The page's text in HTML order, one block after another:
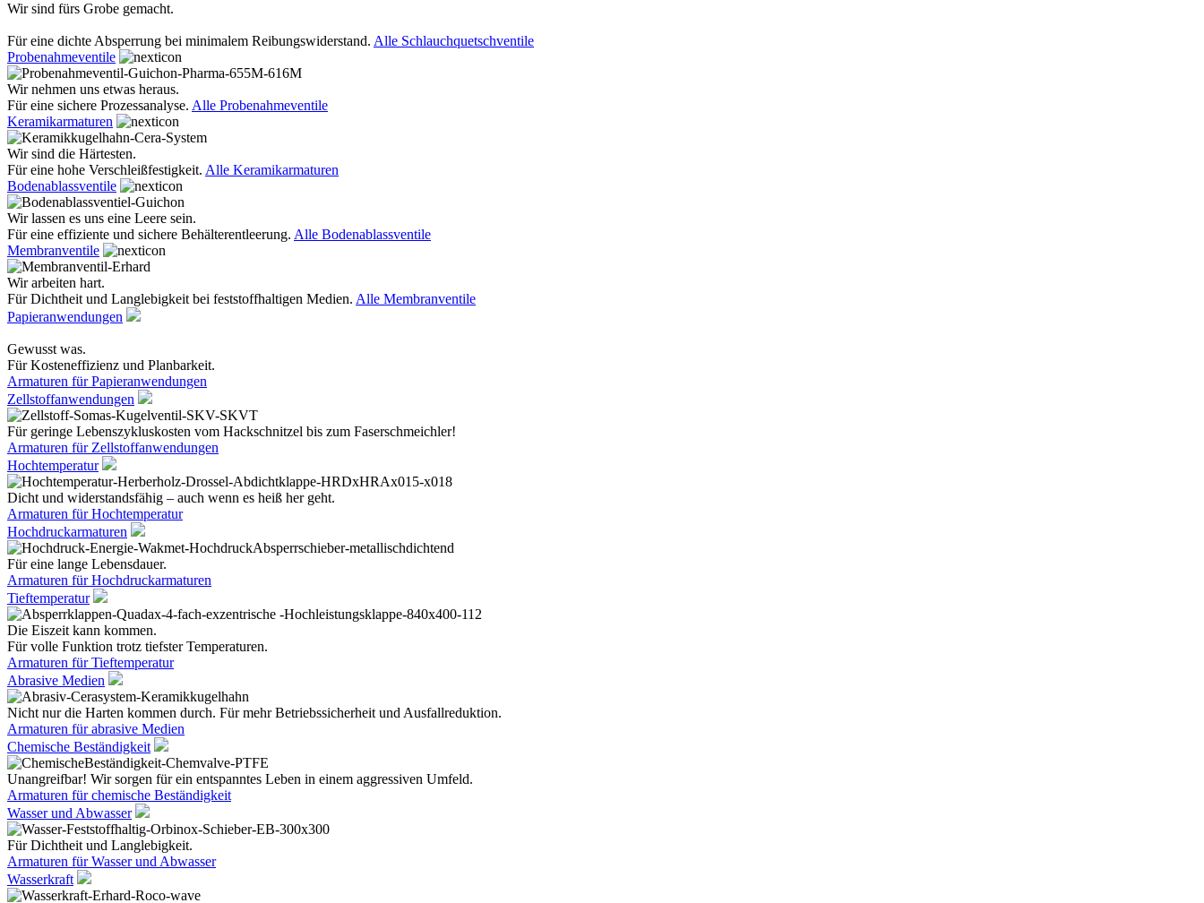
Wir sind fürs Grobe gemacht.
Für eine dichte Absperrung bei minimalem Reibungswiderstand. Alle Schlauchquetschventile
Probenahmeventile
Wir nehmen uns etwas heraus.
Für eine sichere Prozessanalyse. Alle Probenahmeventile
Keramikarmaturen
Wir sind die Härtesten.
Für eine hohe Verschleißfestigkeit. Alle Keramikarmaturen
Bodenablassventile
Wir lassen es uns eine Leere sein.
Für eine effiziente und sichere Behälterentleerung. Alle Bodenablassventile
Membranventile
Wir arbeiten hart.
Für Dichtheit und Langlebigkeit bei feststoffhaltigen Medien. Alle Membranventile
Papieranwendungen
Gewusst was.
Für Kosteneffizienz und Planbarkeit.
Armaturen für Papieranwendungen
Zellstoffanwendungen
Für geringe Lebenszykluskosten vom Hackschnitzel bis zum Faserschmeichler!
Armaturen für Zellstoffanwendungen
Hochtemperatur
Dicht und widerstandsfähig – auch wenn es heiß her geht.
Armaturen für Hochtemperatur
Hochdruckarmaturen
Für eine lange Lebensdauer.
Armaturen für Hochdruckarmaturen
Tieftemperatur
Die Eiszeit kann kommen.
Für volle Funktion trotz tiefster Temperaturen.
Armaturen für Tieftemperatur
Abrasive Medien
Nicht nur die Harten kommen durch. Für mehr Betriebssicherheit und Ausfallreduktion.
Armaturen für abrasive Medien
Chemische Beständigkeit
Unangreifbar! Wir sorgen für ein entspanntes Leben in einem aggressiven Umfeld.
Armaturen für chemische Beständigkeit
Wasser und Abwasser
Für Dichtheit und Langlebigkeit.
Armaturen für Wasser und Abwasser
Wasserkraft